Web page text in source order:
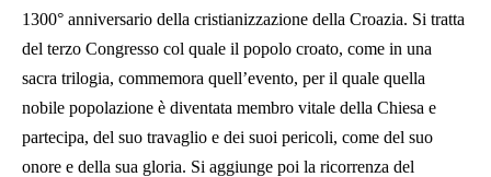
1300° anniversario della cristianizzazione della Croazia. Si tratta
del terzo Congresso col quale il popolo croato, come in una
sacra trilogia, commemora quell’evento, per il quale quella
nobile popolazione è diventata membro vitale della Chiesa e
partecipa, del suo travaglio e dei suoi pericoli, come del suo
onore e della sua gloria. Si aggiunge poi la ricorrenza del